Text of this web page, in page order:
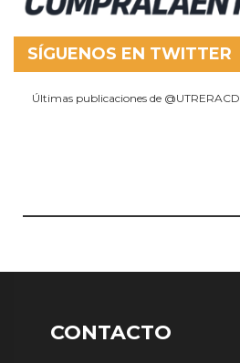
SÍGUENOS EN TWITTER
Últimas publicaciones de @UTRERACD
CONTACTO